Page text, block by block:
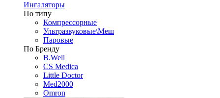
Ингаляторы
По типу
Компрессорные
Ультразвуковые\Меш
Паровые
По Бренду
B.Well
CS Medica
Little Doctor
Med2000
Omron